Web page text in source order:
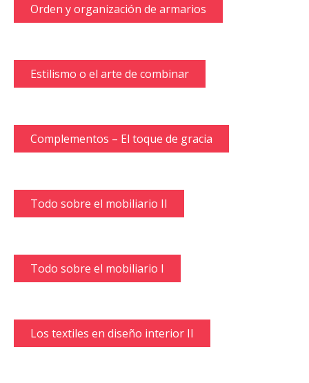
Orden y organización de armarios
Estilismo o el arte de combinar
Complementos – El toque de gracia
Todo sobre el mobiliario II
Todo sobre el mobiliario I
Los textiles en diseño interior II